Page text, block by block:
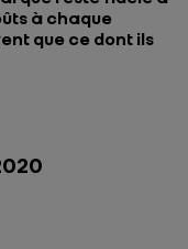
à chaque
que ce dont ils